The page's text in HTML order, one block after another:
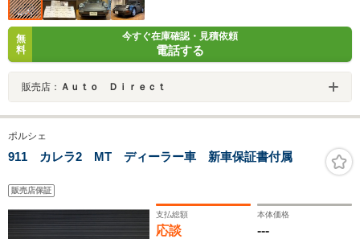
無
料
今すぐ在庫確認・見積依頼
電話する
販売店： Ａｕｔｏ Ｄｉｒｅｃｔ
ポルシェ
911 カレラ2 MT ディーラー車 新車保証書付属
販売店保証
支払総額
応談
本体価格
---